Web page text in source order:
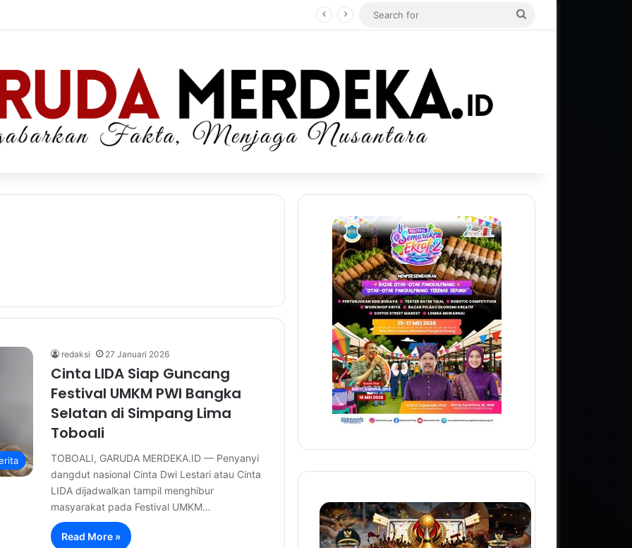
redaksi 27 Januari 2026
Cinta LIDA Siap Guncang
Festival UMKM PWI Bangka
Selatan di Simpang Lima
Toboali
TOBOALI, GARUDA MERDEKA.ID — Penyanyi
dangdut nasional Cinta Dwi Lestari atau Cinta
LIDA dijadwalkan tampil menghibur
masyarakat pada Festival UMKM…
Read More »